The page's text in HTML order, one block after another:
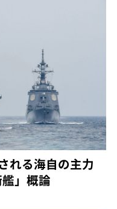
れる海自の主力
」概論